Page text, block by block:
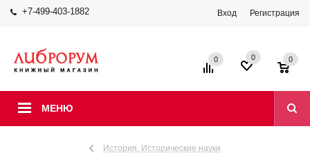
+7-499-403-1882 Вход Регистрация
МЕНЮ
0 0 0
История. Исторические науки